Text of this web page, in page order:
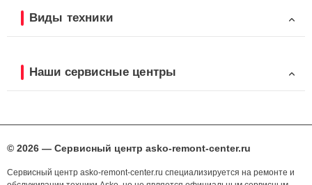
Виды техники
Наши сервисные центры
© 2026 — Сервисный центр asko-remont-center.ru
Сервисный центр asko-remont-center.ru специализируется на ремонте и